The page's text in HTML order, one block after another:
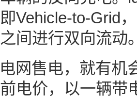
Vehicle-to-Grid
间进行双向流动
网售电，就有机
电价，以一辆带